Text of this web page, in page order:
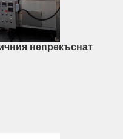
непрекъснат